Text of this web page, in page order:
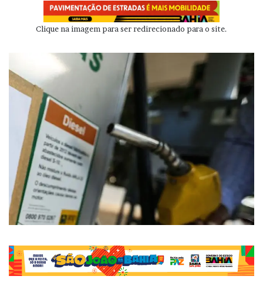
Clique na imagem para ser redirecionado para o site.